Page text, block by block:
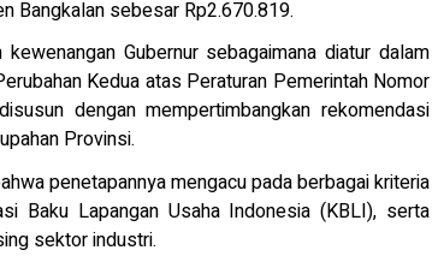
Bangkalan sebesar Rp2.670.819.
Gubernur sebagaimana diatur dalam
Kedua atas Peraturan Pemerintah Nomor
dengan mempertimbangkan rekomendasi
Provinsi.
penetapannya mengacu pada berbagai kriteria
Baku Lapangan Usaha Indonesia (KBLI), serta
sektor industri.